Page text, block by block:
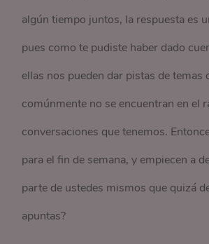
algún tiempo juntos, la respuesta es
pues como te pudiste haber dado
ellas nos pueden dar pistas de temas
comúnmente no se encuentran en el
conversaciones que tenemos.
para el fin de semana, y empiecen a
parte de ustedes mismos que quizá
apuntas?